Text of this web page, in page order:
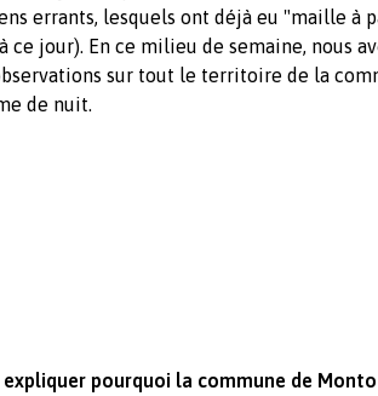
errants, lesquels ont déjà eu "maille à
ce jour). En ce milieu de semaine, nous
sur tout le territoire de la
de nuit.
pourquoi la commune de